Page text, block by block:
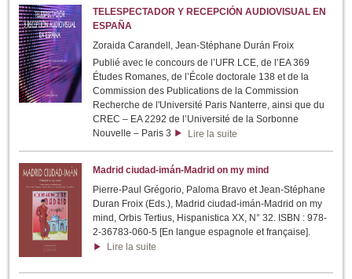
TELESPECTADOR Y RECEPCIÓN AUDIOVISUAL EN
ESPAÑA
Zoraida Carandell, Jean-Stéphane Durán Froix
Publié avec le concours de l’UFR LCE, de l’EA 369
Études Romanes, de l’École doctorale 138 et de la
Commission des Publications de la Commission
Recherche de l'Université Paris Nanterre, ainsi que du
CREC – EA 2292 de l’Université de la Sorbonne
Nouvelle – Paris 3
Lire la suite
Madrid ciudad-imán-Madrid on my mind
Pierre-Paul Grégorio, Paloma Bravo et Jean-Stéphane
Duran Froix (Eds.), Madrid ciudad-imán-Madrid on my
mind, Orbis Tertius, Hispanistica XX, N° 32. ISBN : 978-
2-36783-060-5 [En langue espagnole et française].
Lire la suite